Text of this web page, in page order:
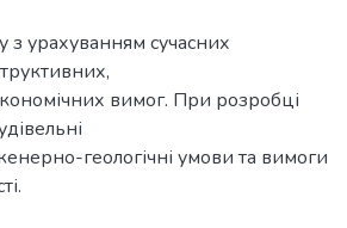
з урахуванням сучасних
вимог. При розробці
геологічні умови та вимоги